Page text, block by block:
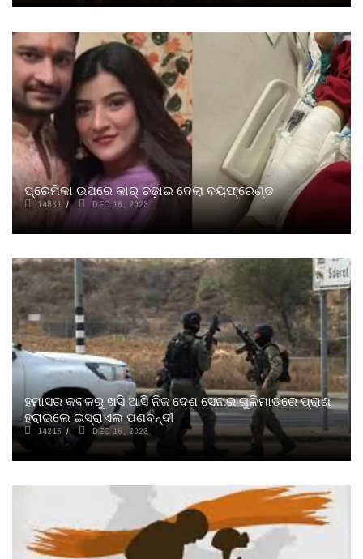
ପ୍ରେମିକା ଉପରେ କାର୍‌ ଚଢ଼ାଇ ଦେଲା ବୟଫ୍ରେଣ୍ଡ
14831 DEC 16, 2023
ହମାସର କବଳରୁ ଖସି ଆସି ନିଜ ଦେଶ ସେନାର ଗୁଳିମାଡରେ ପ୍ରାଣ
ହରାଇଲେ ଇସ୍ରାଏଲ ପଣବନ୍ଦୀ
14215 DEC 16, 2023